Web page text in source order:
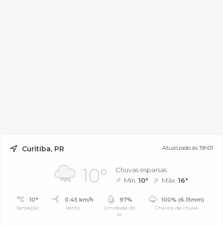
Curitiba, PR Atualizado às 19h01
10°
Chuvas esparsas
Mín.10° Máx.16°
10°
Sensação
0.45 km/h
Vento
97%
Umidade do
ar
100% (6.15mm)
Chance de chuva